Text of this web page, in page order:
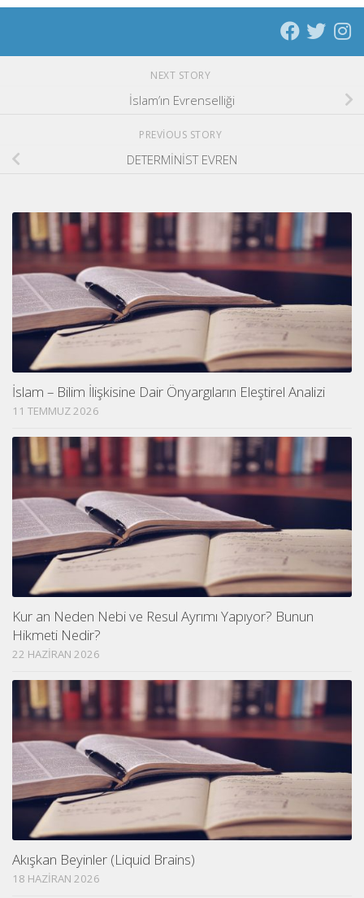
NEXT STORY
İslam’ın Evrenselliği
PREVIOUS STORY
DETERMİNİST EVREN
İslam – Bilim İlişkisine Dair Önyargıların Eleştirel Analizi
11 TEMMUZ 2026
Kur an Neden Nebi ve Resul Ayrımı Yapıyor? Bunun
Hikmeti Nedir?
22 HAZIRAN 2026
Akışkan Beyinler (Liquid Brains)
18 HAZIRAN 2026